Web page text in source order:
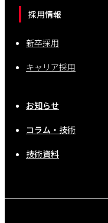
採用情報
新卒採用
キャリア採用
お知らせ
コラム・技術
技術資料